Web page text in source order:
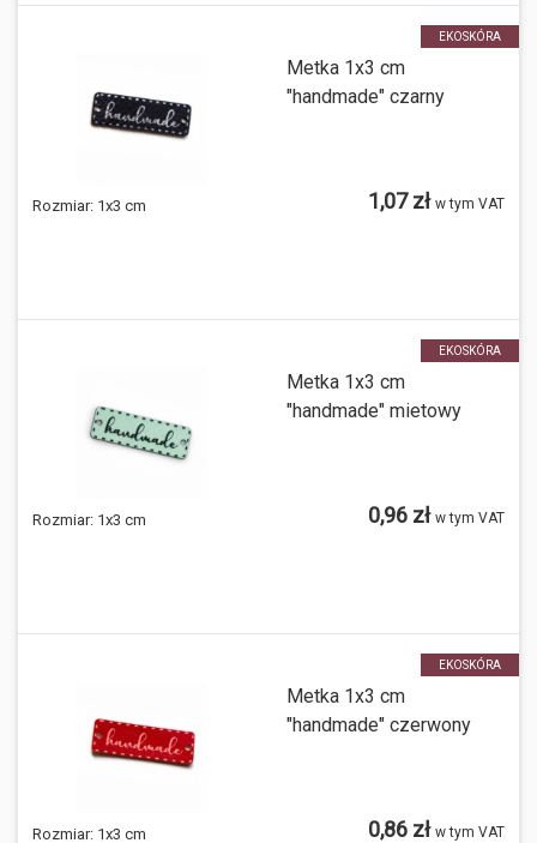
EKOSKÓRA
Metka 1x3 cm
"handmade" czarny
Rozmiar: 1x3 cm 1,07 zł w tym VAT
EKOSKÓRA
Metka 1x3 cm
"handmade" mietowy
Rozmiar: 1x3 cm 0,96 zł w tym VAT
EKOSKÓRA
Metka 1x3 cm
"handmade" czerwony
Rozmiar: 1x3 cm 0,86 zł w tym VAT